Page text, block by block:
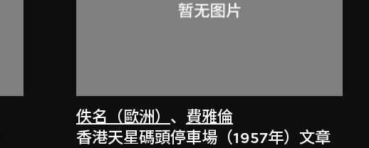
佚名（歐洲） 、 費雅倫
香港天星碼頭停車場（1957年）文章